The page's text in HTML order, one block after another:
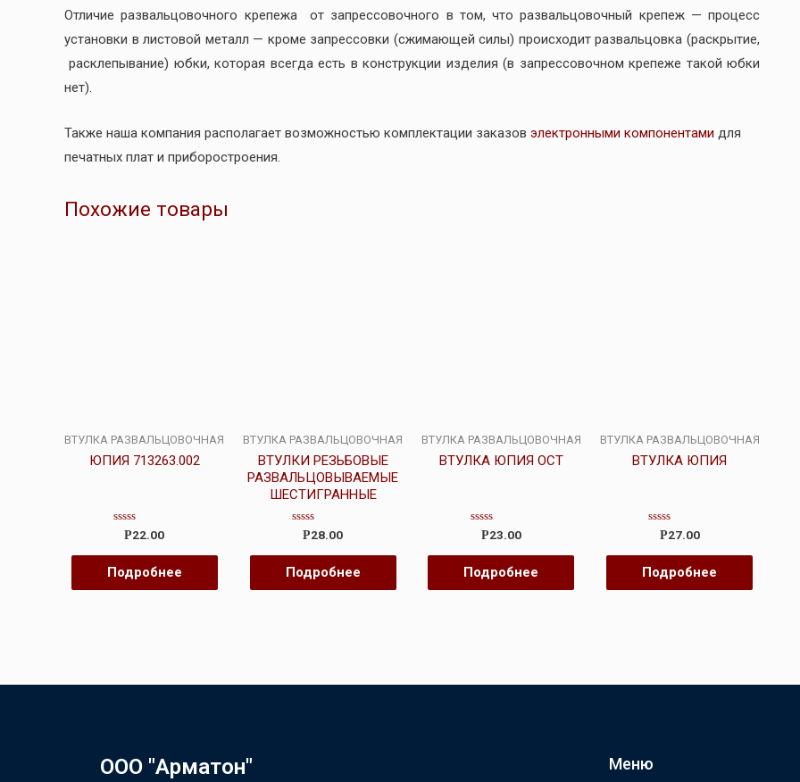
Отличие развальцовочного крепежа от запрессовочного в том, что развальцовочный крепеж — процесс
установки в листовой металл — кроме запрессовки (сжимающей силы) происходит развальцовка (раскрытие,
расклепывание) юбки, которая всегда есть в конструкции изделия (в запрессовочном крепеже такой юбки
нет).
Также наша компания располагает возможностью комплектации заказов электронными компонентами для
печатных плат и приборостроения.
Похожие товары
ВТУЛКА РАЗВАЛЬЦОВОЧНАЯ
ЮПИЯ 713263.002
Оценка
из
5
Р22.00
Подробнее
ВТУЛКА РАЗВАЛЬЦОВОЧНАЯ
ВТУЛКИ РЕЗЬБОВЫЕ
РАЗВАЛЬЦОВЫВАЕМЫЕ
ШЕСТИГРАННЫЕ
Оценка
из
5
Р28.00
Подробнее
ВТУЛКА РАЗВАЛЬЦОВОЧНАЯ
ВТУЛКА ЮПИЯ ОСТ
Оценка
из
5
Р23.00
Подробнее
ВТУЛКА РАЗВАЛЬЦОВОЧНАЯ
ВТУЛКА ЮПИЯ
Оценка
из
5
Р27.00
Подробнее
ООО "Арматон" Меню